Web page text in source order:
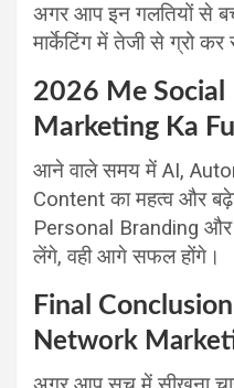
अगर आप इन गलतियों से
मार्केटिंग में तेजी से ग्रो
2026 Me
Marketing Ka
आने वाले समय में AI,
Content का महत्व और
Personal Branding
लेंगे, वही आगे सफल होंगे।
Final
Network